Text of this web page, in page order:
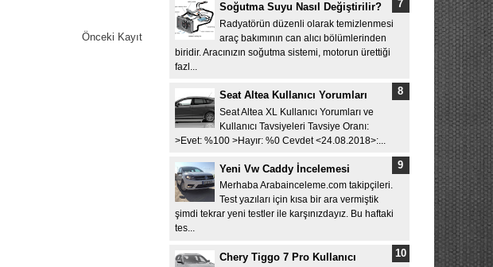
Önceki Kayıt
Soğutma Suyu Nasıl Değiştirilir?
Radyatörün düzenli olarak temizlenmesi
araç bakımının can alıcı bölümlerinden
biridir. Aracınızın soğutma sistemi, motorun ürettiği
fazl...
Seat Altea Kullanıcı Yorumları
Seat Altea XL Kullanıcı Yorumları ve
Kullanıcı Tavsiyeleri Tavsiye Oranı:
>Evet: %100 >Hayır: %0 Cevdet <24.08.2018>:...
Yeni Vw Caddy İncelemesi
Merhaba Arabainceleme.com takipçileri.
Test yazıları için kısa bir ara vermiştik
şimdi tekrar yeni testler ile karşınızdayız. Bu haftaki
tes...
Chery Tiggo 7 Pro Kullanıcı